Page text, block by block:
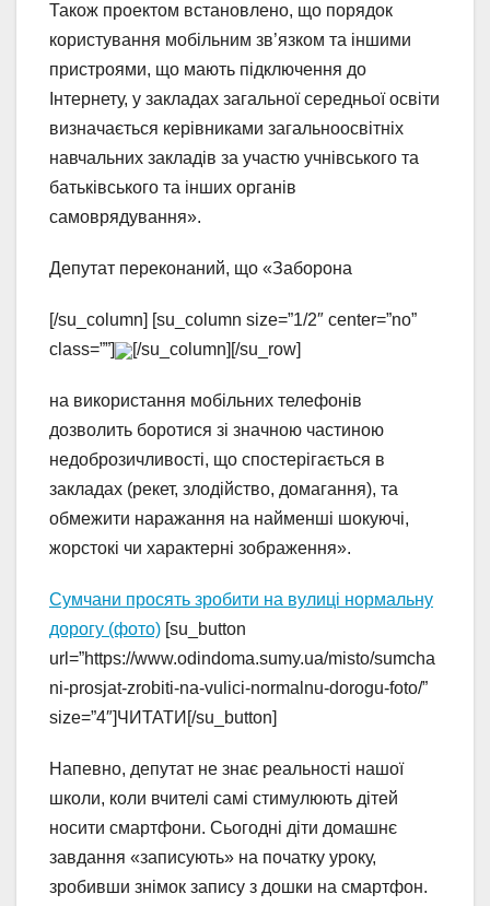
Також проектом встановлено, що порядок
користування мобільним зв’язком та іншими
пристроями, що мають підключення до
Інтернету, у закладах загальної середньої освіти
визначається керівниками загальноосвітніх
навчальних закладів за участю учнівського та
батьківського та інших органів
самоврядування».
Депутат переконаний, що «Заборона
[/su_column] [su_column size=”1/2″ center=”no”
class=””]
[/su_column][/su_row]
на використання мобільних телефонів
дозволить боротися зі значною частиною
недоброзичливості, що спостерігається в
закладах (рекет, злодійство, домагання), та
обмежити наражання на найменші шокуючі,
жорстокі чи характерні зображення».
Сумчани просять зробити на вулиці нормальну
дорогу (фото) [su_button
url=”https://www.odindoma.sumy.ua/misto/sumcha
ni-prosjat-zrobiti-na-vulici-normalnu-dorogu-foto/”
size=”4″]ЧИТАТИ[/su_button]
Напевно, депутат не знає реальності нашої
школи, коли вчителі самі стимулюють дітей
носити смартфони. Сьогодні діти домашнє
завдання «записують» на початку уроку,
зробивши знімок запису з дошки на смартфон.